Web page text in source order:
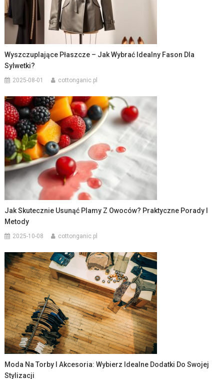
Wyszczuplające Płaszcze – Jak Wybrać Idealny Fason Dla
Sylwetki?
2025-08-01 cottonganic.pl
Jak Skutecznie Usunąć Plamy Z Owoców? Praktyczne Porady I
Metody
2025-10-08 cottonganic.pl
Moda Na Torby I Akcesoria: Wybierz Idealne Dodatki Do Swojej
Stylizacji